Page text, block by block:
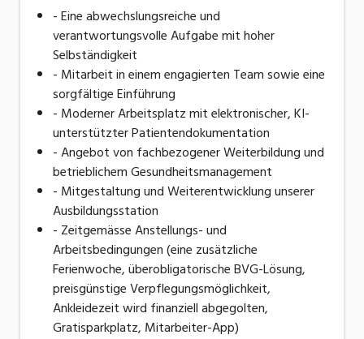
- Eine abwechslungsreiche und
verantwortungsvolle Aufgabe mit hoher
Selbständigkeit
- Mitarbeit in einem engagierten Team sowie eine
sorgfältige Einführung
- Moderner Arbeitsplatz mit elektronischer, KI-
unterstützter Patientendokumentation
- Angebot von fachbezogener Weiterbildung und
betrieblichem Gesundheitsmanagement
- Mitgestaltung und Weiterentwicklung unserer
Ausbildungsstation
- Zeitgemässe Anstellungs- und
Arbeitsbedingungen (eine zusätzliche
Ferienwoche, überobligatorische BVG-Lösung,
preisgünstige Verpflegungsmöglichkeit,
Ankleidezeit wird finanziell abgegolten,
Gratisparkplatz, Mitarbeiter-App)